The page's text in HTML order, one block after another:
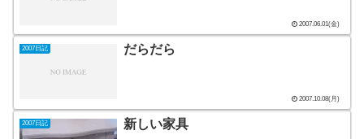
2007.06.01(金)
2007日記 だらだら
2007.10.08(月)
2007日記 新しい家具